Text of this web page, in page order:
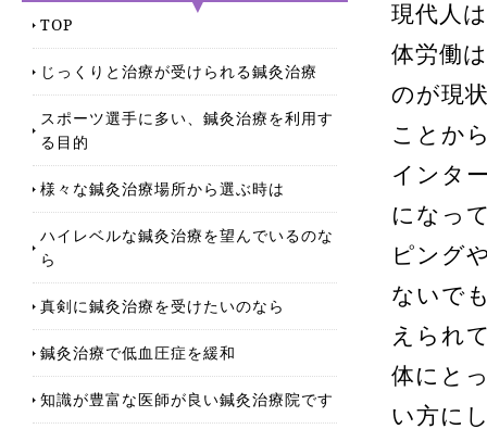
TOP
じっくりと治療が受けられる鍼灸治療
スポーツ選手に多い、鍼灸治療を利用す
る目的
様々な鍼灸治療場所から選ぶ時は
ハイレベルな鍼灸治療を望んでいるのな
ら
真剣に鍼灸治療を受けたいのなら
鍼灸治療で低血圧症を緩和
知識が豊富な医師が良い鍼灸治療院です
現代人
体労働
のが現
ことか
インタ
になっ
ピング
ないで
えられ
体にと
い方に